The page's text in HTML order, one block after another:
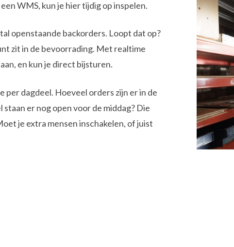
WMS, kun je hier tijdig op inspelen.
openstaande backorders. Loopt dat op?
zit in de bevoorrading. Met realtime
en kun je direct bijsturen.
per dagdeel. Hoeveel orders zijn er in de
er nog open voor de middag? Die
je extra mensen inschakelen, of juist